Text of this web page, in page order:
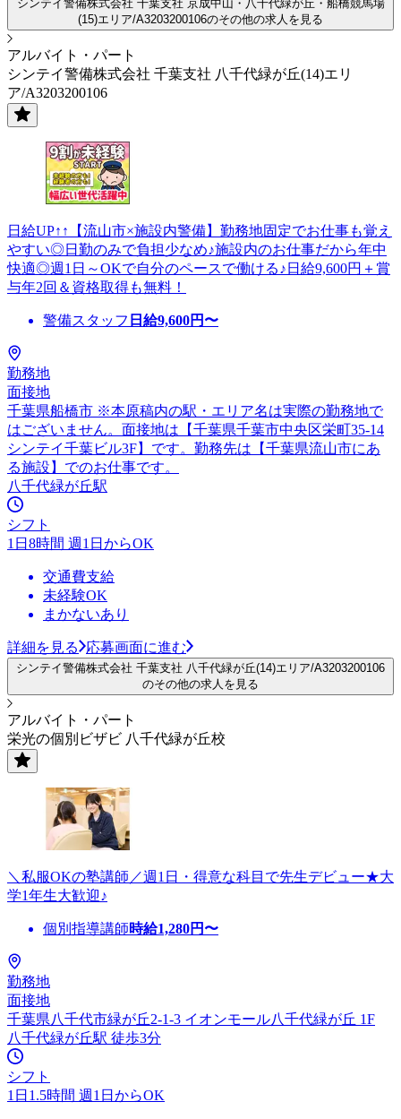
シンテイ警備株式会社 千葉支社 京成中山・八千代緑が丘・船橋競馬場
(15)エリア/A3203200106のその他の求人を見る
アルバイト・パート
シンテイ警備株式会社 千葉支社 八千代緑が丘(14)エリ
ア/A3203200106
日給UP↑↑【流山市×施設内警備】勤務地固定でお仕事も覚え
やすい◎日勤のみで負担少なめ♪施設内のお仕事だから年中
快適◎週1日～OKで自分のペースで働ける♪日給9,600円＋賞
与年2回＆資格取得も無料！
警備スタッフ 日給9,600円〜
勤務地
面接地
千葉県船橋市 ※本原稿内の駅・エリア名は実際の勤務地で
はございません。面接地は【千葉県千葉市中央区栄町35-14
シンテイ千葉ビル3F】です。勤務先は【千葉県流山市にあ
る施設】でのお仕事です。
八千代緑が丘駅
シフト
1日8時間 週1日からOK
交通費支給
未経験OK
まかないあり
詳細を見る 応募画面に進む
シンテイ警備株式会社 千葉支社 八千代緑が丘(14)エリア/A3203200106
のその他の求人を見る
アルバイト・パート
栄光の個別ビザビ 八千代緑が丘校
＼私服OKの塾講師／週1日・得意な科目で先生デビュー★大
学1年生大歓迎♪
個別指導講師時給1,280円〜
勤務地
面接地
千葉県八千代市緑が丘2-1-3 イオンモール八千代緑が丘 1F
八千代緑が丘駅 徒歩3分
シフト
1日1.5時間 週1日からOK